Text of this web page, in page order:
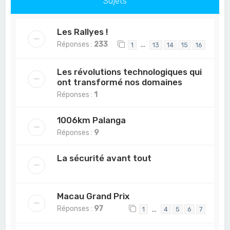
Les Rallyes !
Réponses : 233 1 … 13 14 15 16
Les révolutions technologiques qui
ont transformé nos domaines
Réponses : 1
1006km Palanga
Réponses : 9
La sécurité avant tout
Macau Grand Prix
Réponses : 97 1 … 4 5 6 7